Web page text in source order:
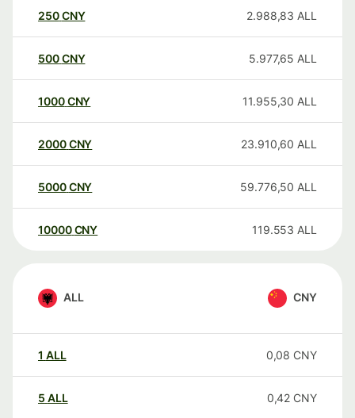
250CNY 2.988,83 ALL
500CNY 5.977,65 ALL
1000CNY 11.955,30 ALL
2000CNY 23.910,60 ALL
5000CNY 59.776,50 ALL
10000 CNY 119.553 ALL
ALL CNY
1 ALL 0,08 CNY
5 ALL 0,42 CNY